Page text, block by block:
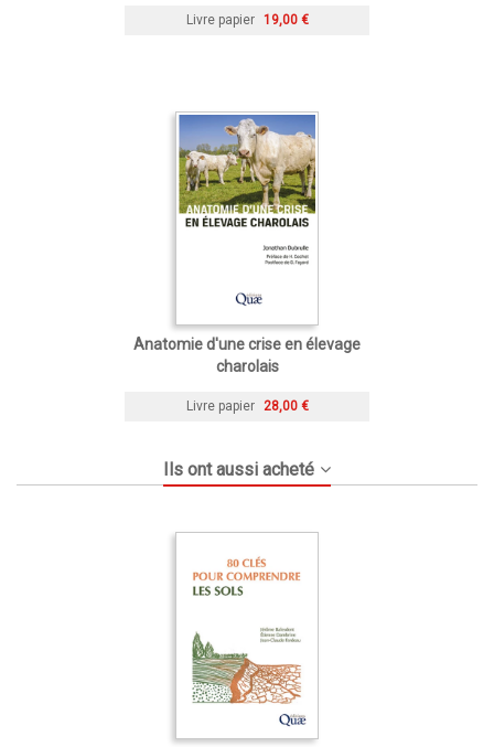
Livre papier 19,00 €
Anatomie d'une crise en élevage
charolais
Livre papier 28,00 €
Ils ont aussi acheté